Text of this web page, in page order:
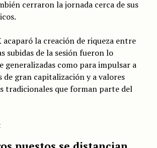
cerraron la jornada cerca de sus
acaparó la creación de riqueza entre
subidas de la sesión fueron lo
generalizadas como para impulsar a
de gran capitalización y a valores
tradicionales que forman parte del